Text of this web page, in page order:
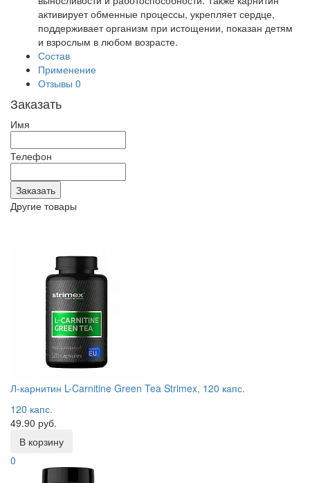
активирует обменные процессы, укрепляет сердце,
поддерживает организм при истощении, показан детям
и взрослым в любом возрасте.
Состав
Применение
Отзывы 0
Заказать
Имя
Телефон
Другие товары
Л-карнитин L-Carnitine Green Tea Strimex, 120 капс.
120 капс.
49.90 руб.
В корзину
0